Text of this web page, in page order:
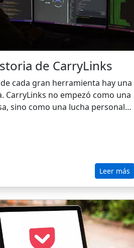
de CarryLinks
cada gran herramienta hay una
CarryLinks no empezó como una
sino como una lucha personal
en una potente plataforma
para simplificar, proteger y
marcadores.
Leer más